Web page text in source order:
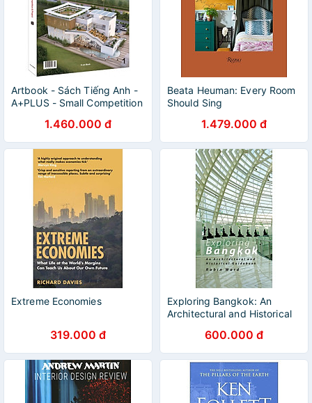
Artbook - Sách Tiếng Anh -
A+PLUS - Small Competition
1.460.000 đ
Beata Heuman: Every Room
Should Sing
1.479.000 đ
Extreme Economies
319.000 đ
Exploring Bangkok: An
Architectural and Historical
600.000 đ